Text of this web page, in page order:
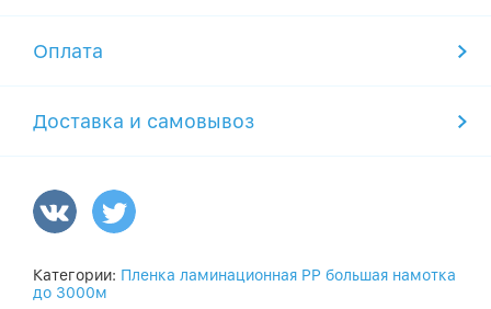
Оплата
Доставка и самовывоз
Категории: Пленка ламинационная PP большая намотка
до 3000м